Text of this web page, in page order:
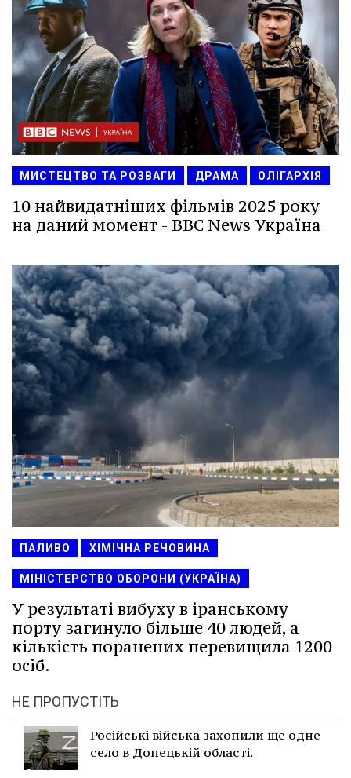
МИСТЕЦТВО ТА РОЗВАГИ ДРАМА ОЛІГАРХІЯ
10 найвидатніших фільмів 2025 року
на даний момент - BBC News Україна
ПАЛИВО ХІМІЧНА РЕЧОВИНА
МІНІСТЕРСТВО ОБОРОНИ (УКРАЇНА)
У результаті вибуху в іранському
порту загинуло більше 40 людей, а
кількість поранених перевищила 1200
осіб.
НЕ ПРОПУСТІТЬ
Російські війська захопили ще одне
село в Донецькій області.